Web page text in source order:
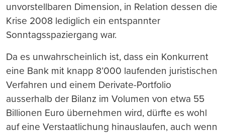
unvorstellbaren Dimension, in Relation dessen die
Krise 2008 lediglich ein entspannter
Sonntagsspaziergang war.
Da es unwahrscheinlich ist, dass ein Konkurrent
eine Bank mit knapp 8’000 laufenden juristischen
Verfahren und einem Derivate-Portfolio
ausserhalb der Bilanz im Volumen von etwa 55
Billionen Euro übernehmen wird, dürfte es wohl
auf eine Verstaatlichung hinauslaufen, auch wenn